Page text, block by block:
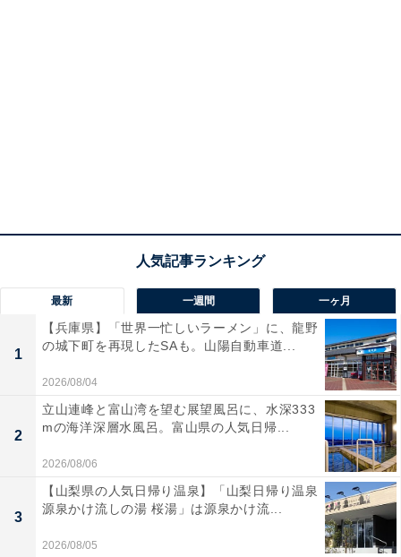
最新 一週間 一ヶ月
1
【兵庫県】「世界一忙しいラーメン」に、龍野
の城下町を再現したSAも。山陽自動車道...
2026/08/04
2
立山連峰と富山湾を望む展望風呂に、水深333
mの海洋深層水風呂。富山県の人気日帰...
2026/08/06
3
【山梨県の人気日帰り温泉】「山梨日帰り温泉
源泉かけ流しの湯 桜湯」は源泉かけ流...
2026/08/05